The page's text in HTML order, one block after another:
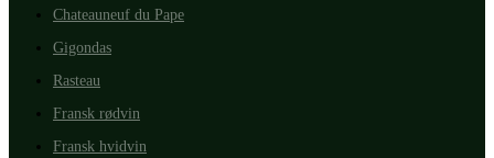
Chateauneuf du Pape
Gigondas
Rasteau
Fransk rødvin
Fransk hvidvin